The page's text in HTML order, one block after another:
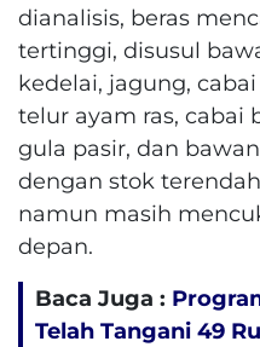
dianalisis, beras
tertinggi, disusul
kedelai, jagung,
telur ayam ras, cabai
gula pasir, dan
dengan stok
namun masih
depan.
Baca Juga :
Telah Tangani 49